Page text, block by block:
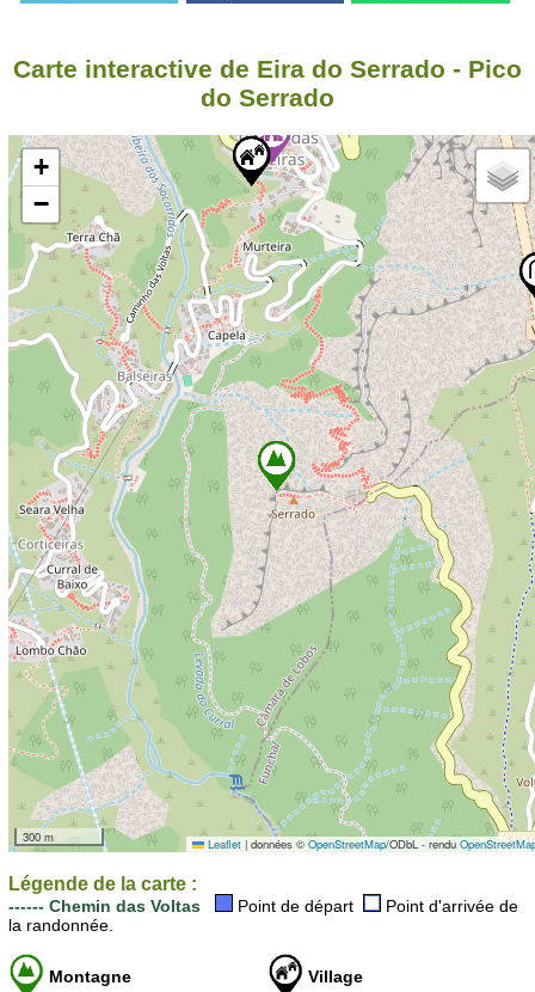
Carte interactive de Eira do Serrado - Pico
do Serrado
+
−
300 m Leaflet |données © OpenStreetMap/ODbL - rendu
Légende de la carte :
------ Chemin das Voltas Point de départ
Point d'arrivée de
la randonnée.
Montagne Village